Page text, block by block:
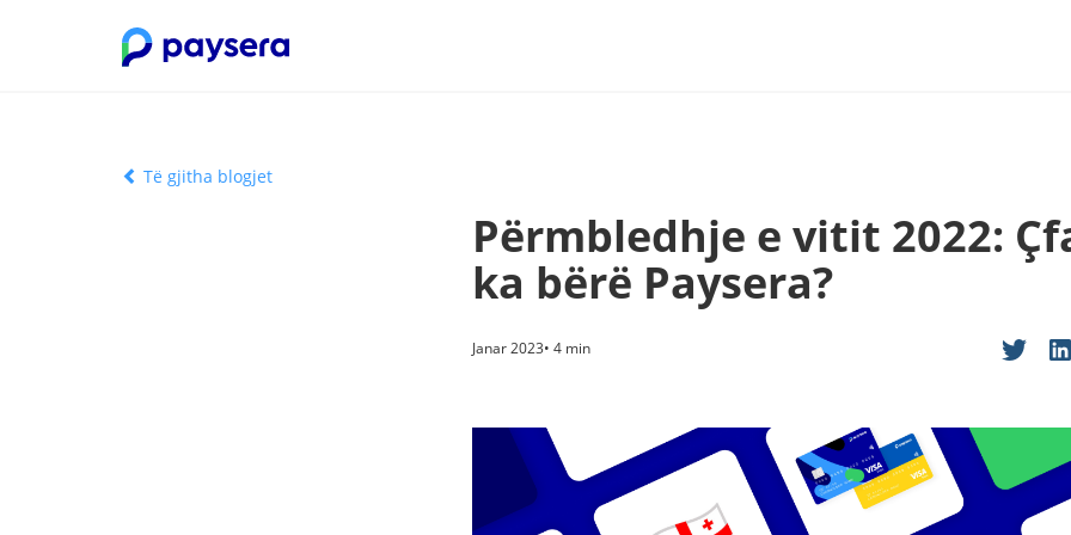
Të gjitha blogjet
Përmbledhje e vitit 2022:
ka bërë Paysera?
Janar 2023• 4 min